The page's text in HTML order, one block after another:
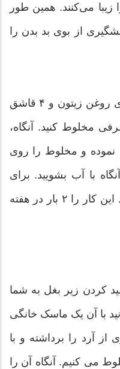
می‌کنند. همین طور
از بوی بد بدن را
شیوه استفاده: ۳ قاشق غذاخوری روغن زیتون و ۴ قاشق
مخلوط کنید. آنگاه،
و مخلوط را روی
کنید آنگاه با آب بشویید. برای
برطرف کردن تیرگی پوست باید این کار را ۲ بار در هفته
کردن زیر بغل به شما
با آن یک ماسک خانگی
از آرد را برداشته و با
می کنیم. آنگاه آن را